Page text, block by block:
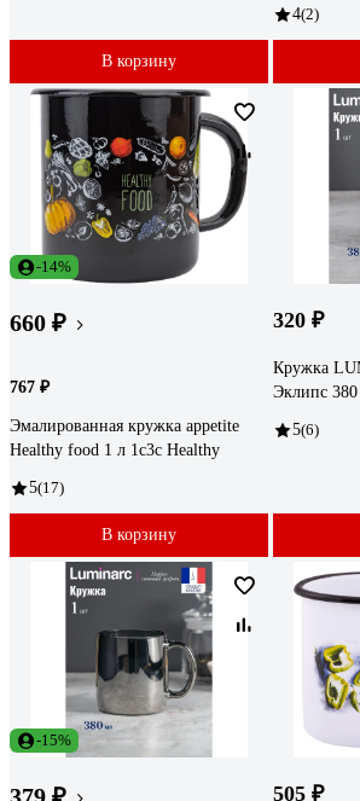
В корзину
4(2)
-14%
660 ₽
767 ₽
Эмалированная кружка appetite
Healthy food 1 л 1с3с Healthy
5(17)
В корзину
320 ₽
Кружка
Эклипс
5(6)
-15%
505 ₽